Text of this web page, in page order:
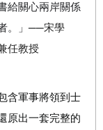
給關心兩岸關係
。」 ──宋學
任教授
含軍事將領到士
原出一套完整的